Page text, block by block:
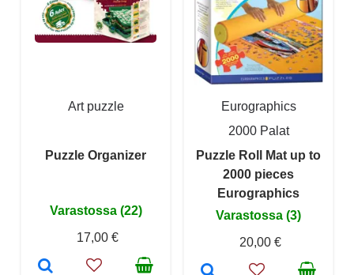
Art puzzle
Puzzle Organizer
Varastossa (22)
17,00 €
Eurographics
2000 Palat
Puzzle Roll Mat up to
2000 pieces
Eurographics
Varastossa (3)
20,00 €